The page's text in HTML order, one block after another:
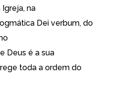
Igreja, na
Dei verbum, do
Deus é a sua
toda a ordem do